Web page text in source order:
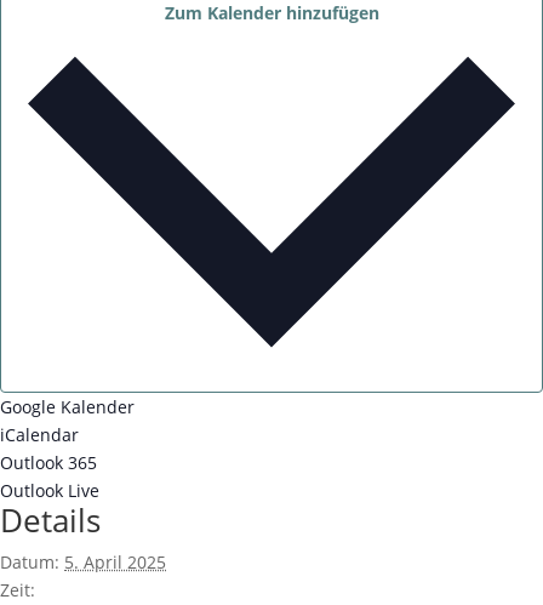
Zum Kalender hinzufügen
Google Kalender
iCalendar
Outlook 365
Outlook Live
Details
Datum: 5. April 2025
Zeit: